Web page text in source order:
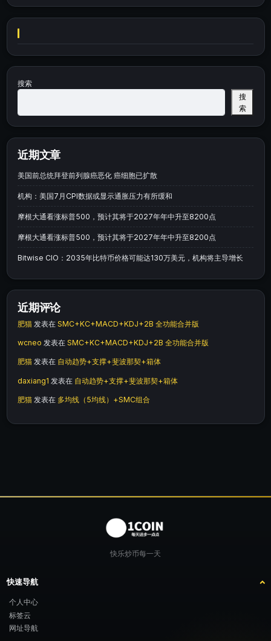
搜索
搜
索
近期文章
美国前总统拜登前列腺癌恶化 癌细胞已扩散
机构：美国7月CPI数据或显示通胀压力有所缓和
摩根大通看涨标普500，预计其将于2027年年中升至8200点
摩根大通看涨标普500，预计其将于2027年年中升至8200点
Bitwise CIO：2035年比特币价格可能达130万美元，机构将主导增长
近期评论
肥猫 发表在 SMC+KC+MACD+KDJ+2B 全功能合并版
wcneo 发表在 SMC+KC+MACD+KDJ+2B 全功能合并版
肥猫 发表在 自动趋势+支撑+斐波那契+箱体
daxiang1 发表在 自动趋势+支撑+斐波那契+箱体
肥猫 发表在 多均线（5均线）+SMC组合
快乐炒币每一天
快速导航
个人中心
标签云
网址导航